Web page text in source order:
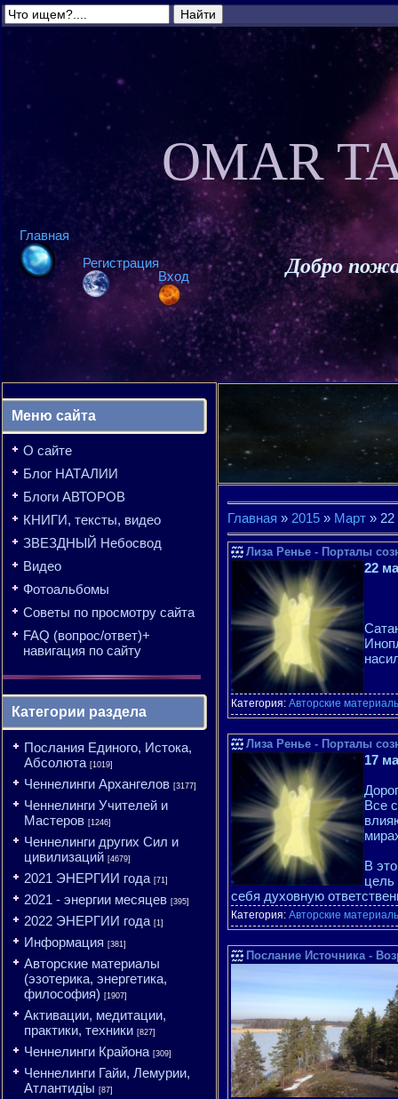
Главная
Регистрация
Вход
OMAR
Добро
Меню сайта
О сайте
Блог НАТАЛИИ
Блоги АВТОРОВ
КНИГИ, тексты, видео
ЗВЕЗДНЫЙ Небосвод
Видео
Фотоальбомы
Советы по просмотру сайта
FAQ (вопрос/ответ)+
навигация по сайту
Категории раздела
Послания Единого, Истока,
Абсолюта [1019]
Ченнелинги Архангелов [3177]
Ченнелинги Учителей и
Мастеров [1246]
Ченнелинги других Сил и
цивилизаций [4679]
2021 ЭНЕРГИИ года [71]
2021 - энергии месяцев [395]
2022 ЭНЕРГИИ года [1]
Информация [381]
Авторские материалы
(эзотерика, энергетика,
философия) [1907]
Активации, медитации,
практики, техники [827]
Ченнелинги Крайона [309]
Ченнелинги Гайи, Лемурии,
Атлантидіы [87]
Главная » 2015 » Март » 22
Лиза Ренье - Порталы
22
Категория: Авторские
Лиза Ренье - Порталы
17
Все
В
цель
себя духовную
Категория: Авторские
Послание Источника -